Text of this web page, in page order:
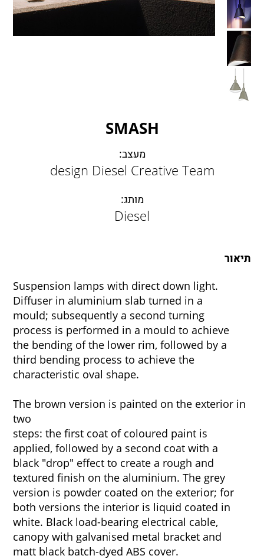
LAMBERT & FILS
ROGER PRADIER
PORSCHE
SMASH
מעצב:
design Diesel Creative Team
מותג:
Diesel
תיאור
Suspension lamps with direct down light.
Diffuser in aluminium slab turned in a
mould; subsequently a second turning
process is performed in a mould to achieve
the bending of the lower rim, followed by a
third bending process to achieve the
characteristic oval shape.
The brown version is painted on the exterior in
two
steps: the first coat of coloured paint is
applied, followed by a second coat with a
black "drop" effect to create a rough and
textured finish on the aluminium. The grey
version is powder coated on the exterior; for
both versions the interior is liquid coated in
white. Black load-bearing electrical cable,
canopy with galvanised metal bracket and
matt black batch-dyed ABS cover.